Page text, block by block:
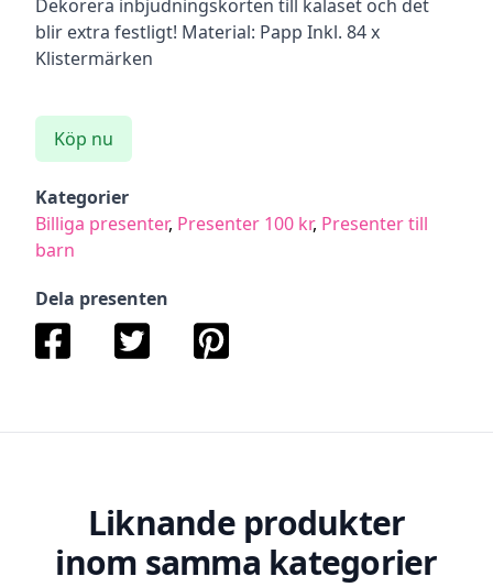
Dekorera inbjudningskorten till kalaset och det
blir extra festligt! Material: Papp Inkl. 84 x
Klistermärken
Köp nu
Kategorier
Billiga presenter, Presenter 100 kr, Presenter till
barn
Dela presenten
Liknande produkter
inom samma kategorier